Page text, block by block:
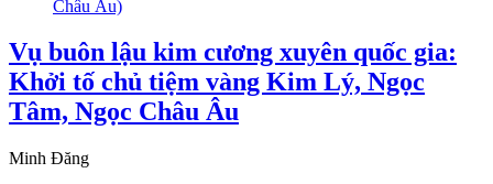
Vụ buôn lậu kim cương xuyên quốc gia:
Khởi tố chủ tiệm vàng Kim Lý, Ngọc
Tâm, Ngọc Châu Âu
Minh Đăng